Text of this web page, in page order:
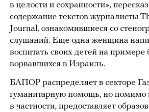
в целости и сохранности»,
содержание текстов журналисты
Journal, ознакомившиеся со
слушаний. Еще одна женщина
воспитать своих детей на примере
ворвавшихся в Израиль.
БАПОР распределяет в секторе
гуманитарную помощь, но помимо
в частности, предоставляет